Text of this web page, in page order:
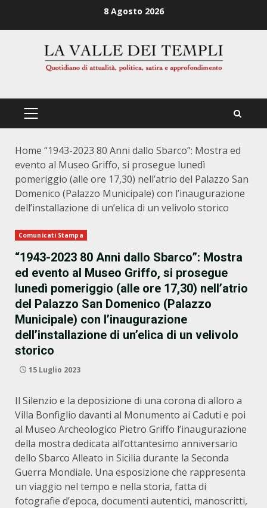
8 Agosto 2026
PRIMÄRES
Home “1943-2023 80 Anni dallo Sbarco”: Mostra ed
evento al Museo Griffo, si prosegue lunedì
pomeriggio (alle ore 17,30) nell’atrio del Palazzo San
Domenico (Palazzo Municipale) con l’inaugurazione
dell’installazione di un’elica di un velivolo storico
Comunicati Stampa
“1943-2023 80 Anni dallo Sbarco”: Mostra
ed evento al Museo Griffo, si prosegue
lunedì pomeriggio (alle ore 17,30) nell’atrio
del Palazzo San Domenico (Palazzo
Municipale) con l’inaugurazione
dell’installazione di un’elica di un velivolo
storico
15 Luglio 2023
Il Silenzio e la deposizione di una corona di alloro a
Villa Bonfiglio davanti al Monumento ai Caduti e poi
al Museo Archeologico Pietro Griffo l’inaugurazione
della mostra dedicata all’ottantesimo anniversario
dello Sbarco Alleato in Sicilia durante la Seconda
Guerra Mondiale. Una esposizione che rappresenta
un viaggio nel tempo e nella storia, fatta di
fotografie d’epoca, documenti autentici, manoscritti,